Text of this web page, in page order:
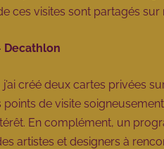
ces visites sont partagés
Decathlon
créé deux cartes privées
de visite
En complément, un
artistes et designers à